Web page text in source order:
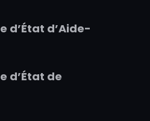
d’État d’Aide-
d’État de